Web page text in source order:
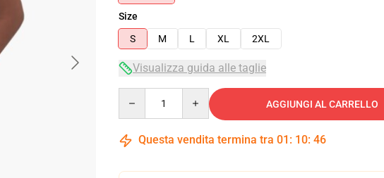
Size
S
M L XL 2XL
Visualizza guida alle taglie
AGGIUNGI AL CARRELLO
Questa vendita termina tra 01 : 10: 45